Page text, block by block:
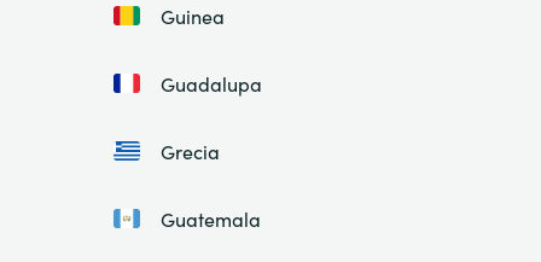
Guinea
Guadalupa
Grecia
Guatemala